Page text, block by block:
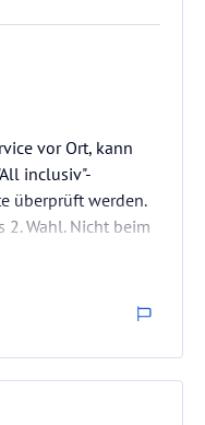
vor Ort, kann
inclusiv"-
überprüft werden.
Wahl. Nicht beim